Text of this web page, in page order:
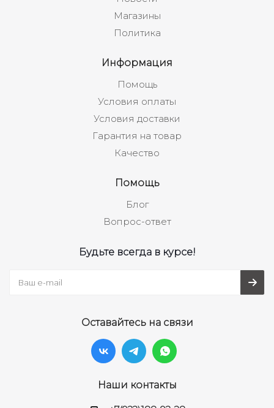
Магазины
Политика
Информация
Помощь
Условия оплаты
Условия доставки
Гарантия на товар
Качество
Помощь
Блог
Вопрос-ответ
Будьте всегда в курсе!
Оставайтесь на связи
Наши контакты